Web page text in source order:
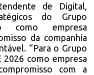
de Digital,
do Grupo
como empresa
da companhia
“Para o Grupo
2026 como empresa
com a